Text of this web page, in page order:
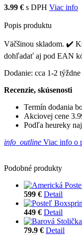
3.99 € s DPH Viac info
Popis produktu
Väčšinou skladom. ✔️
dohľadať aj pod EAN
Dodanie: cca 1-2 týždne
Recenzie, skúsenosti
Termín dodania
Akciovej cene
Podľa heureky
info_outline Viac info o
Podobné produkty
599 € Detail
449 € Detail
79.9 € Detail